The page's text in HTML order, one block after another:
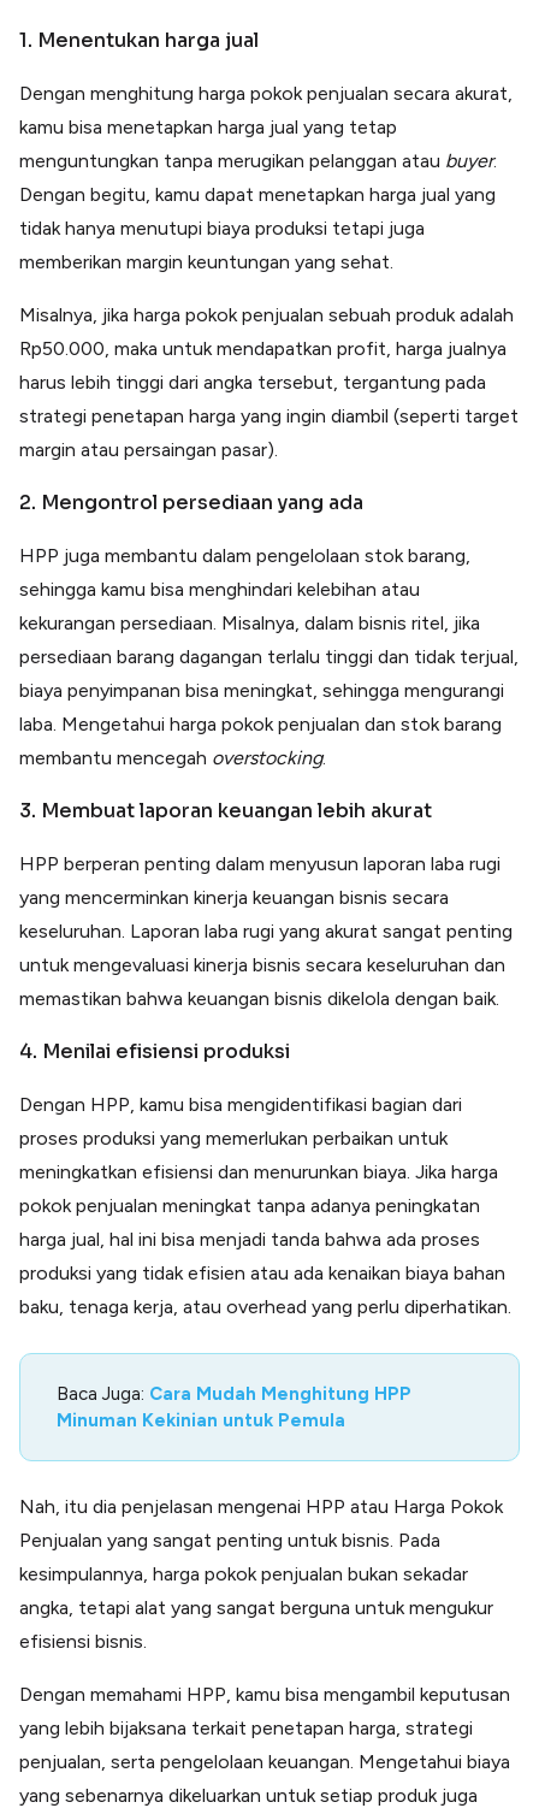
1. Menentukan harga jual
Dengan menghitung harga pokok penjualan secara akurat,
kamu bisa menetapkan harga jual yang tetap
menguntungkan tanpa merugikan pelanggan atau buyer.
Dengan begitu, kamu dapat menetapkan harga jual yang
tidak hanya menutupi biaya produksi tetapi juga
memberikan margin keuntungan yang sehat.
Misalnya, jika harga pokok penjualan sebuah produk adalah
Rp50.000, maka untuk mendapatkan profit, harga jualnya
harus lebih tinggi dari angka tersebut, tergantung pada
strategi penetapan harga yang ingin diambil (seperti target
margin atau persaingan pasar).
2. Mengontrol persediaan yang ada
HPP juga membantu dalam pengelolaan stok barang,
sehingga kamu bisa menghindari kelebihan atau
kekurangan persediaan. Misalnya, dalam bisnis ritel, jika
persediaan barang dagangan terlalu tinggi dan tidak terjual,
biaya penyimpanan bisa meningkat, sehingga mengurangi
laba. Mengetahui harga pokok penjualan dan stok barang
membantu mencegah overstocking.
3. Membuat laporan keuangan lebih akurat
HPP berperan penting dalam menyusun laporan laba rugi
yang mencerminkan kinerja keuangan bisnis secara
keseluruhan. Laporan laba rugi yang akurat sangat penting
untuk mengevaluasi kinerja bisnis secara keseluruhan dan
memastikan bahwa keuangan bisnis dikelola dengan baik.
4. Menilai efisiensi produksi
Dengan HPP, kamu bisa mengidentifikasi bagian dari
proses produksi yang memerlukan perbaikan untuk
meningkatkan efisiensi dan menurunkan biaya. Jika harga
pokok penjualan meningkat tanpa adanya peningkatan
harga jual, hal ini bisa menjadi tanda bahwa ada proses
produksi yang tidak efisien atau ada kenaikan biaya bahan
baku, tenaga kerja, atau overhead yang perlu diperhatikan.
Baca Juga: Cara Mudah Menghitung HPP
Minuman Kekinian untuk Pemula
Nah, itu dia penjelasan mengenai HPP atau Harga Pokok
Penjualan yang sangat penting untuk bisnis. Pada
kesimpulannya, harga pokok penjualan bukan sekadar
angka, tetapi alat yang sangat berguna untuk mengukur
efisiensi bisnis.
Dengan memahami HPP, kamu bisa mengambil keputusan
yang lebih bijaksana terkait penetapan harga, strategi
penjualan, serta pengelolaan keuangan. Mengetahui biaya
yang sebenarnya dikeluarkan untuk setiap produk juga